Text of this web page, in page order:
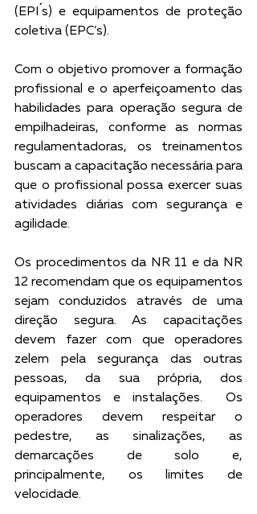
(EPI´s) e equipamentos de proteção
coletiva (EPC’s).
Com o objetivo promover a formação
profissional e o aperfeiçoamento das
habilidades para operação segura de
empilhadeiras, conforme as normas
regulamentadoras, os treinamentos
buscam a capacitação necessária para
que o profissional possa exercer suas
atividades diárias com segurança e
agilidade.
Os procedimentos da NR 11 e da NR
12 recomendam que os equipamentos
sejam conduzidos através de uma
direção segura. As capacitações
devem fazer com que operadores
zelem pela segurança das outras
pessoas, da sua própria, dos
equipamentos e instalações.  Os
operadores devem respeitar o
pedestre, as sinalizações, as
demarcações de solo e,
principalmente, os limites de
velocidade.